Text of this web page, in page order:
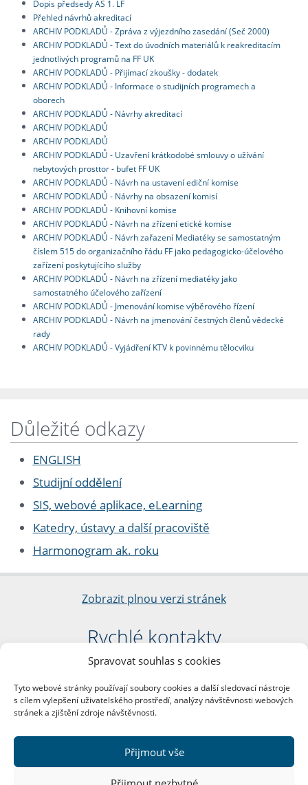
Spravovat souhlas s cookies
Tyto webové stránky používají soubory cookies a další sledovací nástroje
s cílem vylepšení uživatelského prostředí, analýzy návštěvnosti webových
stránek a zjištění zdroje návštěvnosti.
Přijmout vše
Dopis předsedy AS 1. LF
Přehled návrhů akreditací
ARCHIV PODKLADŮ - Zpráva z výjezdního zasedání (Seč 2000)
ARCHIV PODKLADŮ - Text do úvodních materiálů k reakreditacím
jednotlivých programů na FF UK
ARCHIV PODKLADŮ - Přijímací zkoušky - dodatek
ARCHIV PODKLADŮ - Informace o studijních programech a
oborech
ARCHIV PODKLADŮ - Návrhy akreditací
ARCHIV PODKLADŮ
ARCHIV PODKLADŮ
ARCHIV PODKLADŮ - Uzavření krátkodobé smlouvy o užívání
nebytových prosttor - bufet FF UK
ARCHIV PODKLADŮ - Návrh na ustavení ediční komise
ARCHIV PODKLADŮ - Návrhy na obsazení komisí
ARCHIV PODKLADŮ - Knihovní komise
ARCHIV PODKLADŮ - Návrh na zřízení etické komise
ARCHIV PODKLADŮ - Návrh zařazení Mediatéky se samostatným
číslem 515 do organizačního řádu FF jako pedagogicko-účelového
zařízení poskytujícího služby
ARCHIV PODKLADŮ - Návrh na zřízení mediatéky jako
samostatného účelového zařízení
ARCHIV PODKLADŮ - Jmenování komise výběrového řízení
ARCHIV PODKLADŮ - Návrh na jmenování čestných členů vědecké
rady
ARCHIV PODKLADŮ - Vyjádření KTV k povinnému tělocviku
Důležité odkazy
ENGLISH
Studijní oddělení
SIS, webové aplikace, eLearning
Katedry, ústavy a další pracoviště
Harmonogram ak. roku
Zobrazit plnou verzi stránek
Rychlé kontakty
Filozofická fakulta
nám. Jana Palacha 1/2
116 38 Praha 1
DIČ: CZ00216208
Další kontakty